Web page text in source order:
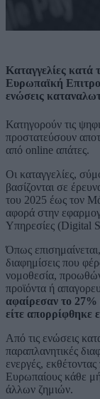
Καταγγελίες
Ευρωπαϊκή
ενώσεις
Κατηγορούν τις
προστατεύσουν
από online απάτες.
Οι καταγγελίες,
βασίζονται σε
του 2025 έως τον
αφορά στην
Υπηρεσίες (Digital
Όπως
διαφημίσεις που
νομοθεσία,
προϊόντα ή
αφαίρεσαν το 27%
είτε απορρίφθηκε
Από τις ενώσεις
παραπλανητικές
ενεργές,
Ευρωπαίους κάθε
άλλων ζημιών.